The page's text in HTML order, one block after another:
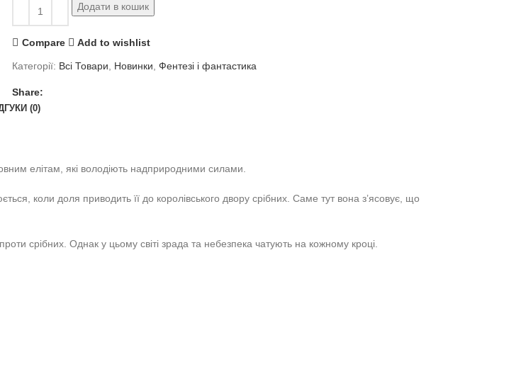
Додати в кошик
Compare Add to wishlist
Категорії: Всі Товари Новинки Фентезі і фантастика
Share:
(0)
елітам, які володіють надприродними силами.
коли доля приводить її до королівського двору срібних. Саме тут вона з’ясовує, що
срібних. Однак у цьому світі зрада та небезпека чатують на кожному кроці.